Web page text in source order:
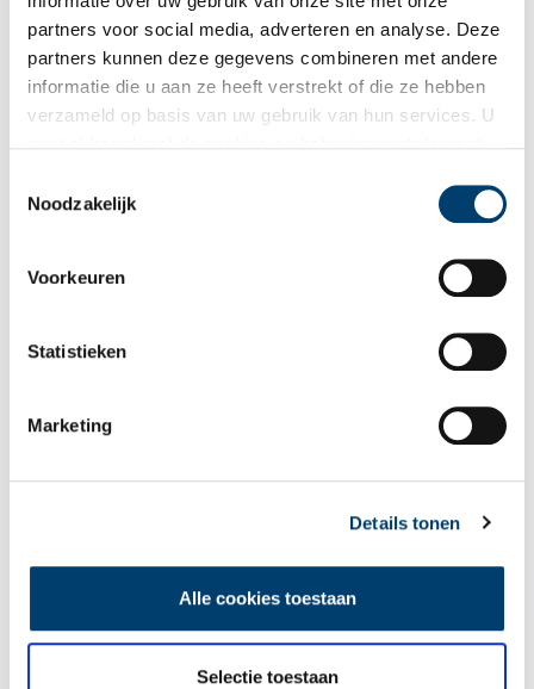
partners voor social media, adverteren en analyse. Deze
partners kunnen deze gegevens combineren met andere
informatie die u aan ze heeft verstrekt of die ze hebben
verzameld op basis van uw gebruik van hun services. U
Noodzakelijk
Voorkeuren
Statistieken
Marketing
Details tonen
Alle cookies toestaan
Selectie toestaan
Bekijk meer video's